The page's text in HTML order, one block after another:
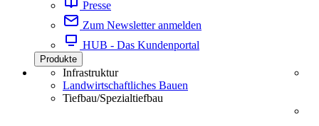
Presse
Zum Newsletter anmelden
HUB - Das Kundenportal
Produkte
Infrastruktur
Landwirtschaftliches Bauen
Tiefbau/Spezialtiefbau